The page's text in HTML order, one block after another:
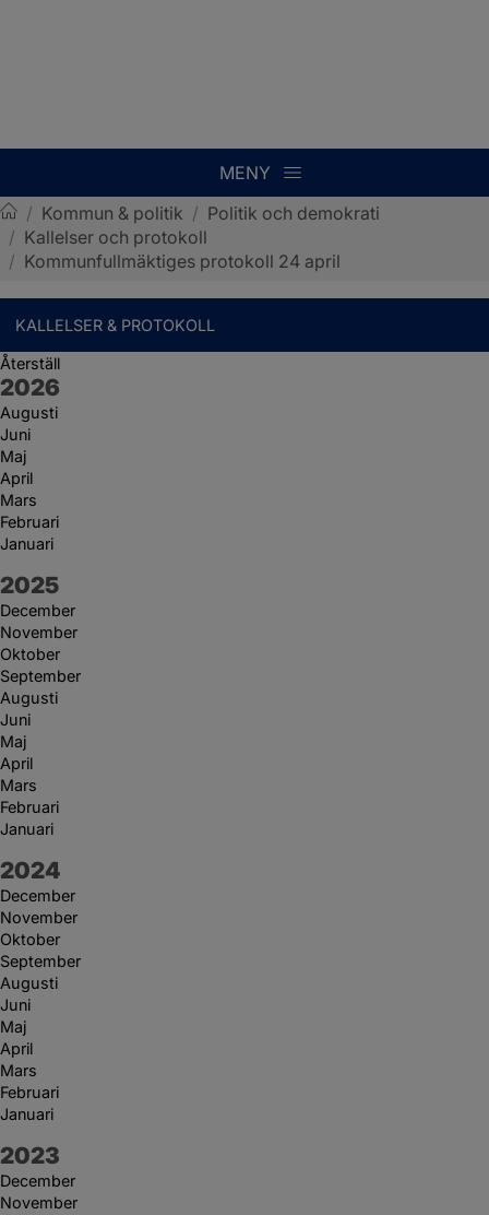
MENY
Sotenäs kommun
/ Kommun & politik / Politik och demokrati
/ Kallelser och protokoll
/ Kommunfullmäktiges protokoll 24 april
KALLELSER & PROTOKOLL
Återställ
År:
2026
Augusti
Juni
Maj
April
Mars
Februari
Januari
År:
2025
December
November
Oktober
September
Augusti
Juni
Maj
April
Mars
Februari
Januari
År:
2024
December
November
Oktober
September
Augusti
Juni
Maj
April
Mars
Februari
Januari
År:
2023
December
November